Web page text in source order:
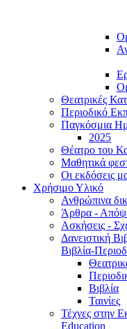
Θεατρικές
Περιοδικό
Παγκόσμια
2025
Θέατρο του
Μαθητικά
Οι εκδόσεις
Χρήσιμο Υλικό
Ανθρώπινα
Άρθρα -
Ασκήσεις -
Δανειστική
Βιβλία-
Βιβλία
Ταινίες
Τέχνες στην
Education